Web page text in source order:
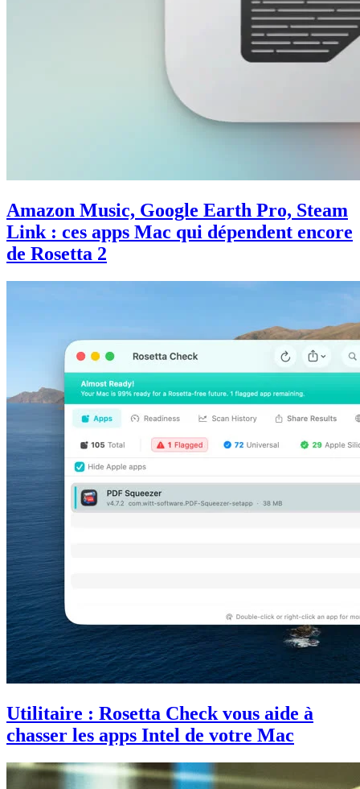
Amazon Music, Google Earth Pro, Steam
Link : ces apps Mac qui dépendent encore
de Rosetta 2
Utilitaire : Rosetta Check vous aide à
chasser les apps Intel de votre Mac